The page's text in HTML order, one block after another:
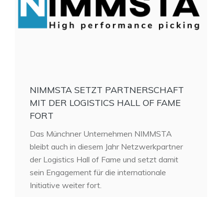
NIMMSTA SETZT PARTNERSCHAFT
MIT DER LOGISTICS HALL OF FAME
FORT
Das Münchner Unternehmen NIMMSTA
bleibt auch in diesem Jahr Netzwerkpartner
der Logistics Hall of Fame und setzt damit
sein Engagement für die internationale
Initiative weiter fort.